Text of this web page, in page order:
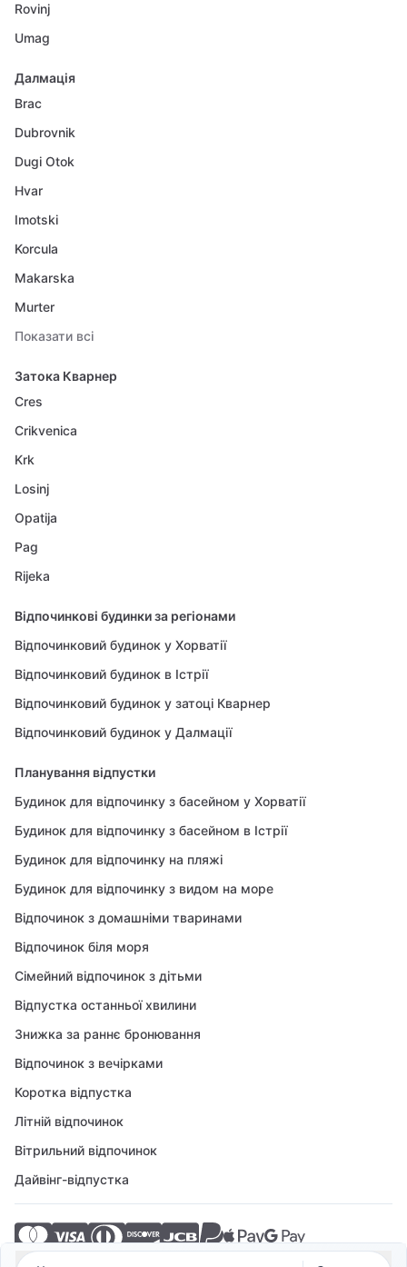
Rovinj
Umag
Далмація
Brac
Dubrovnik
Dugi Otok
Hvar
Imotski
Korcula
Makarska
Murter
Показати всі
Затока Кварнер
Cres
Crikvenica
Krk
Losinj
Opatija
Pag
Rijeka
Відпочинкові будинки за регіонами
Відпочинковий будинок у Хорватії
Відпочинковий будинок в Істрії
Відпочинковий будинок у затоці Кварнер
Відпочинковий будинок у Далмації
Планування відпустки
Будинок для відпочинку з басейном у Хорватії
Будинок для відпочинку з басейном в Істрії
Будинок для відпочинку на пляжі
Будинок для відпочинку з видом на море
Відпочинок з домашніми тваринами
Відпочинок біля моря
Сімейний відпочинок з дітьми
Відпустка останньої хвилини
Знижка за раннє бронювання
Відпочинок з вечірками
Коротка відпустка
Літній відпочинок
Вітрильний відпочинок
Дайвінг-відпустка
© 2026 Crovillas GmbH